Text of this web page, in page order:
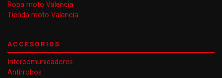
Ropa moto Valencia
Tienda moto Valencia
ACCESORIOS
Intercomunicadores
Antirrobos